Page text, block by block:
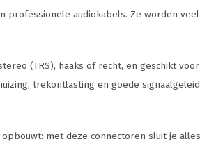
professionele audiokabels. Ze worden
(TRS), haaks of recht, en geschikt
trekontlasting en goede
met deze connectoren sluit je